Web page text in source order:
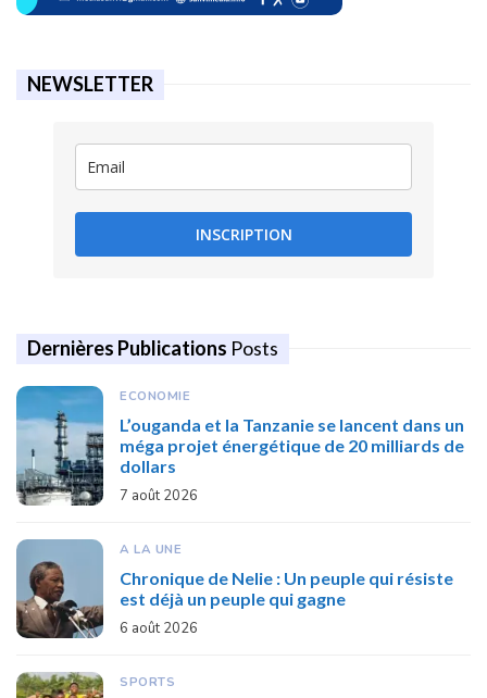
NEWSLETTER
INSCRIPTION
Dernières Publications Posts
ECONOMIE
L’ouganda et la Tanzanie se lancent dans un
méga projet énergétique de 20 milliards de
dollars
7 août 2026
A LA UNE
Chronique de Nelie : Un peuple qui résiste
est déjà un peuple qui gagne
6 août 2026
SPORTS